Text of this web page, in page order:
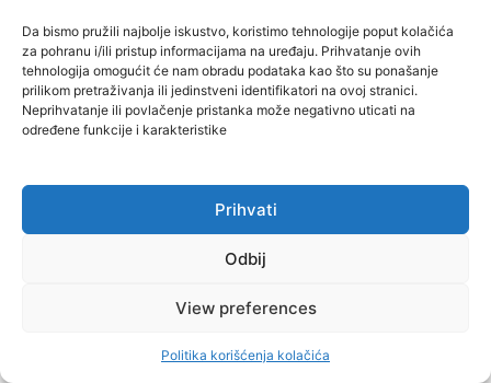
Da bismo pružili najbolje iskustvo, koristimo tehnologije poput kolačića
za pohranu i/ili pristup informacijama na uređaju. Prihvatanje ovih
tehnologija omogućit će nam obradu podataka kao što su ponašanje
prilikom pretraživanja ili jedinstveni identifikatori na ovoj stranici.
Neprihvatanje ili povlačenje pristanka može negativno uticati na
određene funkcije i karakteristike
Prihvati
Odbij
View preferences
Politika korišćenja kolačića
Najveća izlaznost do 11 časova u Gacku,
najmanja u Ljubinju
Izlaznost u istočnoj
Hercegovini od 11 časova
procentualno najveća je u
Gacku 28,50 odsto, dok je
najmanja u Ljubinju i to 13,1
odsto birača iskoristilo je